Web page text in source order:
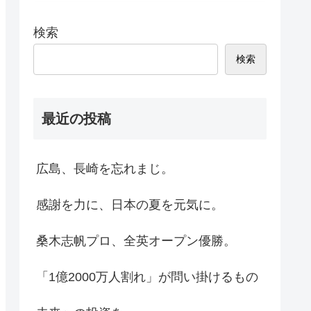
検索
検索
最近の投稿
広島、長崎を忘れまじ。
感謝を力に、日本の夏を元気に。
桑木志帆プロ、全英オープン優勝。
「1億2000万人割れ」が問い掛けるもの